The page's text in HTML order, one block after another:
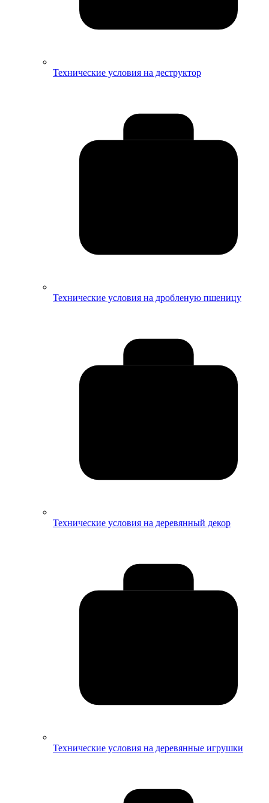
Технические условия на деструктор
Технические условия на дробленую пшеницу
Технические условия на деревянный декор
Технические условия на деревянные игрушки